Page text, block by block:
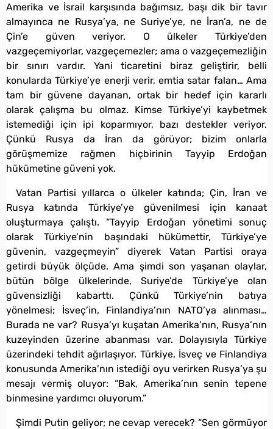
Amerika ve İsrail karşısında bağımsız, başı dik bir tavır
almayınca ne Rusya’ya, ne Suriye’ye, ne İran’a, ne de
Çin’e güven veriyor. O ülkeler Türkiye’den
vazgeçemiyorlar, vazgeçemezler; ama o vazgeçemezliğin
bir sınırı vardır. Yani ticaretini biraz geliştirir, belli
konularda Türkiye’ye enerji verir, emtia satar falan… Ama
tam bir güvene dayanan, ortak bir hedef için kararlı
olarak çalışma bu olmaz. Kimse Türkiye’yi kaybetmek
istemediği için ipi koparmıyor, bazı destekler veriyor.
Çünkü Rusya da İran da görüyor; bizim onlarla
görüşmemize rağmen hiçbirinin Tayyip Erdoğan
hükümetine güveni yok.
Vatan Partisi yıllarca o ülkeler katında; Çin, İran ve
Rusya katında Türkiye’ye güvenilmesi için kanaat
oluşturmaya çalıştı. “Tayyip Erdoğan yönetimi sonuç
olarak Türkiye’nin başındaki hükümettir, Türkiye’ye
güvenin, vazgeçmeyin” diyerek Vatan Partisi oraya
getirdi büyük ölçüde. Ama şimdi son yaşanan olaylar,
bütün bölge ülkelerinde, Suriye’de Türkiye’ye olan
güvensizliği kabarttı. Çünkü Türkiye’nin batıya
yönelmesi; İsveç’in, Finlandiya’nın NATO’ya alınması…
Burada ne var? Rusya’yı kuşatan Amerika’nın, Rusya’nın
kuzeyinden üzerine abanması var. Dolayısıyla Türkiye
üzerindeki tehdit ağırlaşıyor. Türkiye, İsveç ve Finlandiya
konusunda Amerika’nın istediği oyu verirken Rusya’ya şu
mesajı vermiş oluyor: “Bak, Amerika’nın senin tepene
binmesine yardımcı oluyorum.”
Şimdi Putin geliyor; ne cevap verecek? “Sen görmüyor